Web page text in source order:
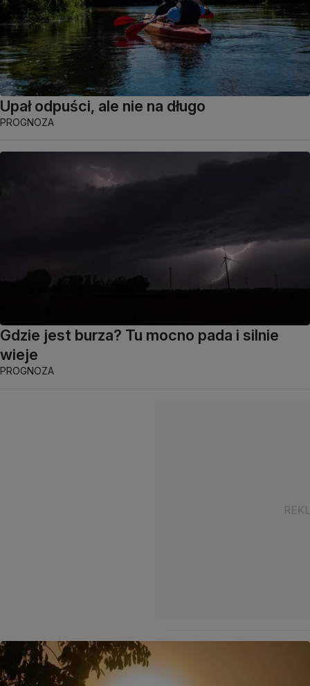
Upał odpuści, ale nie na długo
PROGNOZA
Gdzie jest burza? Tu mocno pada i silnie
wieje
PROGNOZA